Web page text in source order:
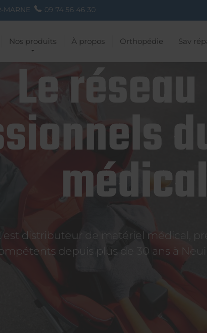
MARNE 09 74 56 46 30
Nos produits À propos Orthopédie Sav
Le
médical
est distributeur de matériel médical,
depuis plus de 30 ans à